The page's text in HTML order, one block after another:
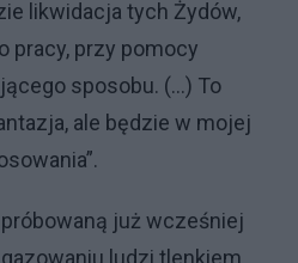
likwidacja tych Żydów,
pracy, przy pomocy
sposobu. (…) To
ale będzie w mojej
już wcześniej
ludzi tlenkiem